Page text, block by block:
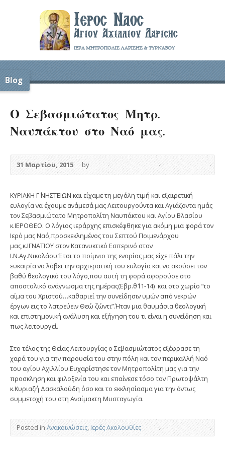
Blog
Ο Σεβασμιώτατος Μητρ.
Ναυπάκτου στο Ναό μας.
31 Μαρτίου, 2015 by
ΚΥΡΙΑΚΗ Γ΄ ΝΗΣΤΕΙΩΝ και είχαμε τη μεγάλη τιμή και εξαιρετική
ευλογία να έχουμε ανάμεσά μας Λειτουργούντα και Αγιάζοντα ημάς
τον Σεβασμιώτατο Μητροπολίτη Ναυπάκτου και Αγίου Βλασίου
κ.ΙΕΡΟΘΕΟ. Ο λόγιος ιεράρχης επισκέφθηκε για ακόμη μια φορά τον
Ιερό μας Ναό,προσκεκλημένος του Σεπτού Ποιμενάρχου
μας,κ.ΙΓΝΑΤΙΟΥ στον Κατανυκτικό Εσπερινό στον
Ι.Ν.Αγ.Νικολάου.Έτσι το ποίμνιο της ενορίας μας είχε πάλι την
ευκαιρία να λάβει την αρχιερατική του ευλογία και να ακούσει τον
βαθύ θεολογικό του λόγο,που αυτή τη φορά αφορούσε στο
αποστολικό ανάγνωσμα της ημέρας(Εβρ.θ΄11-14) και στο χωρίο ”το
αίμα του Χριστού…καθαριεί την συνείδησιν υμών από νεκρών
έργων εις το λατρεύειν Θεώ ζώντι”.Ήταν μια θαυμάσια θεολογική
και επιστημονική ανάλυση και εξήγηση του τι είναι η συνείδηση και
πως λειτουργεί.
Στο τέλος της Θείας Λειτουργίας ο Σεβασμιώτατος εξέφρασε τη
χαρά του για την παρουσία του στην πόλη και τον περικαλλή Ναό
του αγίου Αχιλλίου.Ευχαρίστησε τον Μητροπολίτη μας για την
προσκληση και φιλοξενία του και επαίνεσε τόσο τον Πρωτοψάλτη
κ.Κυριαζή Δασκαλούδη όσο και το εκκλησίασμα για την όντως
συμμετοχή του στη Αναίμακτη Μυσταγωγία.
Posted in Ανακοινώσεις,Ιερές Ακολουθίες